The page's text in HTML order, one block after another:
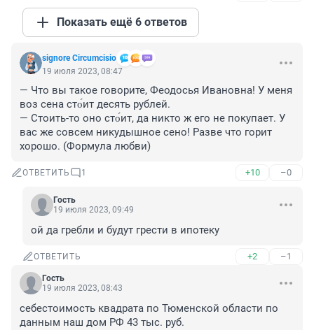
Показать ещё 6 ответов
signore Сircumcisio
19 июля 2023, 08:47
— Что вы такое говорите, Феодосья Ивановна! У меня
воз сена сто́ит десять рублей.
— Стоить-то оно сто́ит, да никто ж его не покупает. У
вас же совсем никудышное сено! Разве что горит
хорошо. (Формула любви)
ОТВЕТИТЬ 1 +10 –0
Гость
19 июля 2023, 09:49
ой да гребли и будут грести в ипотеку
ОТВЕТИТЬ +2 –1
Гость
19 июля 2023, 08:43
себестоимость квадрата по Тюменской области по
данным наш дом РФ 43 тыс. руб.